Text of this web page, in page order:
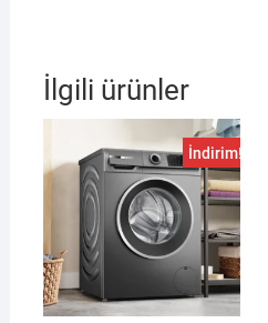
İlgili ürünler
İndirim!